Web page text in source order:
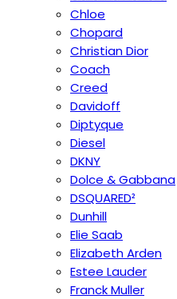
Chloe
Chopard
Christian Dior
Coach
Creed
Davidoff
Diptyque
Diesel
DKNY
Dolce & Gabbana
DSQUARED²
Dunhill
Elie Saab
Elizabeth Arden
Estee Lauder
Franck Muller